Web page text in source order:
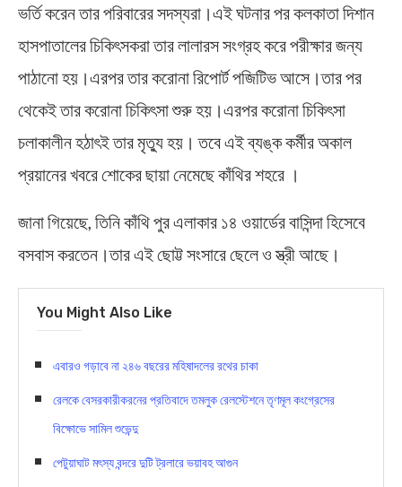
ভর্তি করেন তার পরিবারের সদস্যরা।এই ঘটনার পর কলকাতা দিশান
হাসপাতালের চিকিৎসকরা তার লালারস সংগ্রহ করে পরীক্ষার জন্য
পাঠানো হয়।এরপর তার করোনা রিপোর্ট পজিটিভ আসে।তার পর
থেকেই তার করোনা চিকিৎসা শুরু হয়।এরপর করোনা চিকিৎসা
চলাকালীন হঠাৎই তার মৃত্যু হয়। তবে এই ব্যঙ্ক কর্মীর অকাল
প্রয়ানের খবরে শোকের ছায়া নেমেছে কাঁথির শহরে ।
জানা গিয়েছে, তিনি কাঁথি পুর এলাকার ১৪ ওয়ার্ডের বাসিন্দা হিসেবে
বসবাস করতেন।তার এই ছোট্ট সংসারে ছেলে ও স্ত্রী আছে।
You Might Also Like
এবারও গড়াবে না ২৪৬ বছরের মহিষাদলের রথের চাকা
রেলকে বেসরকারীকরনের প্রতিবাদে তমলুক রেলস্টেশনে তৃণমূল কংগ্রেসের
বিক্ষোভে সামিল শুভেন্দু
পেটুয়াঘাট মৎস্য বন্দরে দুটি ট্রলারে ভয়াবহ আগুন